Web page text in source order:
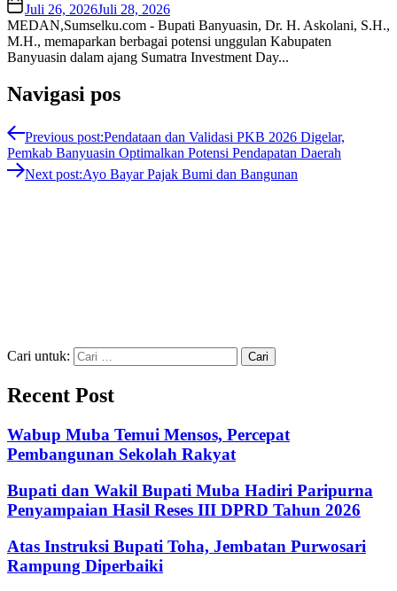
Juli 26, 2026Juli 28, 2026
MEDAN,Sumselku.com - Bupati Banyuasin, Dr. H. Askolani, S.H.,
M.H., memaparkan berbagai potensi unggulan Kabupaten
Banyuasin dalam ajang Sumatra Investment Day...
Navigasi pos
Previous post:Pendataan dan Validasi PKB 2026 Digelar,
Pemkab Banyuasin Optimalkan Potensi Pendapatan Daerah
Next post:Ayo Bayar Pajak Bumi dan Bangunan
Cari untuk:
Recent Post
Wabup Muba Temui Mensos, Percepat
Pembangunan Sekolah Rakyat
Bupati dan Wakil Bupati Muba Hadiri Paripurna
Penyampaian Hasil Reses III DPRD Tahun 2026
Atas Instruksi Bupati Toha, Jembatan Purwosari
Rampung Diperbaiki